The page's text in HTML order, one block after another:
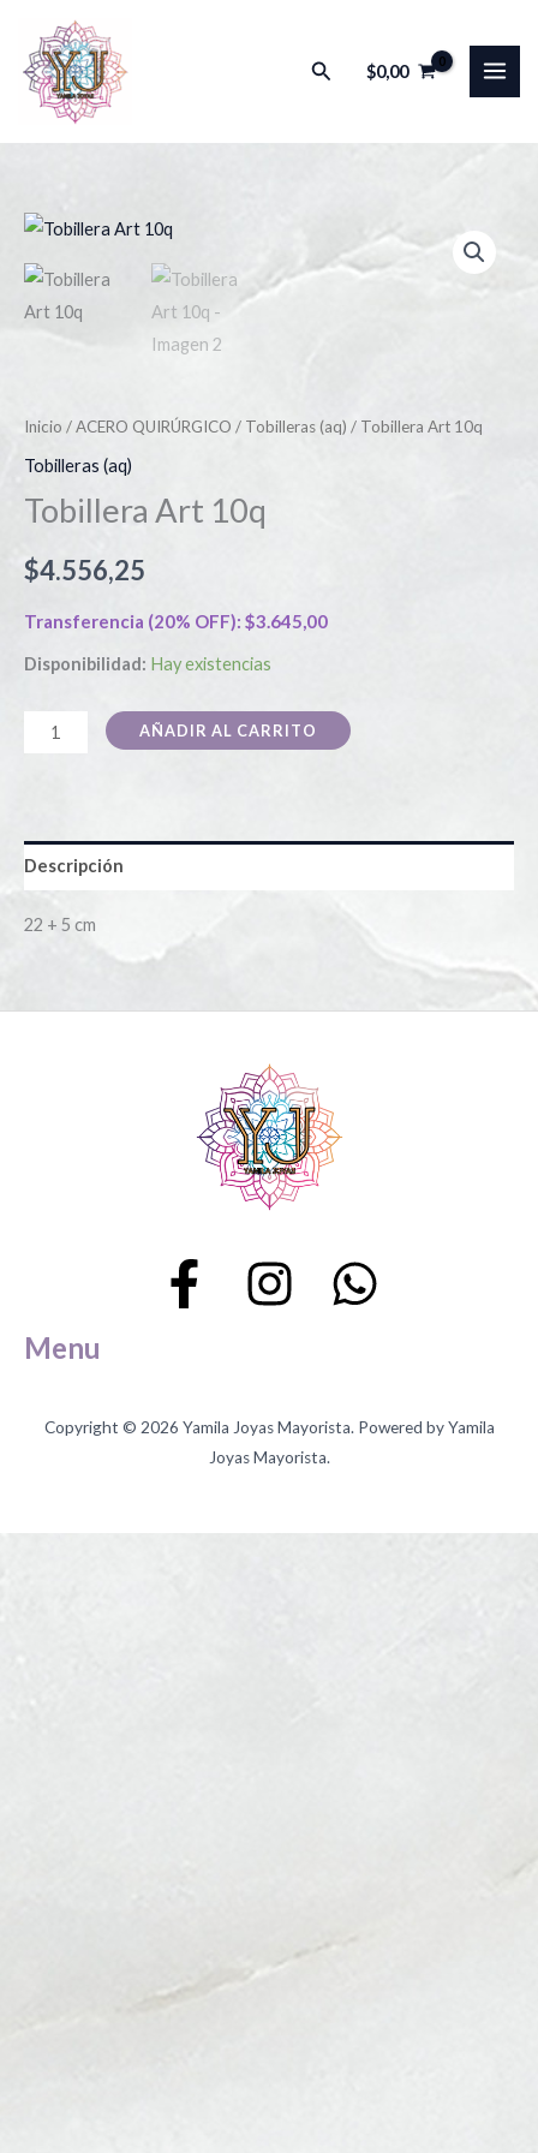
contenido
Buscar
$0,00
Inicio /ACERO QUIRÚRGICO / Tobilleras (aq) / Tobillera Art 10q
Tobilleras (aq)
Tobillera Art 10q
$4.556,25
Transferencia (20% OFF): $3.645,00
Disponibilidad: Hay existencias
Tobillera
Art
10q
cantidad
AÑADIR AL CARRITO
Descripción
22 + 5 cm
Menu
Copyright © 2026 Yamila Joyas Mayorista. Powered by Yamila
Joyas Mayorista.